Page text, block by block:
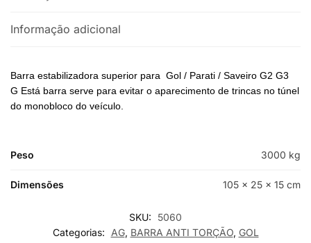
Informação adicional
Barra estabilizadora superior para Gol / Parati / Saveiro G2 G3
G Está barra serve para evitar o aparecimento de trincas no túnel
do monobloco do veículo.
Peso 3000 kg
Dimensões 105 × 25 × 15 cm
SKU:
5060
Categorias: AG, BARRA ANTI TORÇÃO, GOL